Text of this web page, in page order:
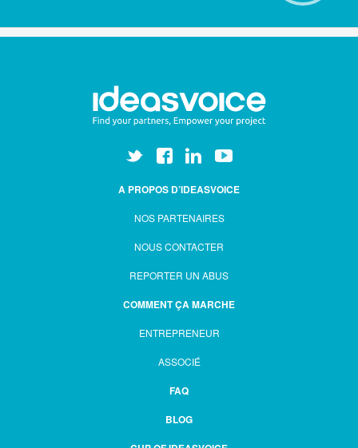
A PROPOS D’IDEASVOICE
NOS PARTENAIRES
NOUS CONTACTER
REPORTER UN ABUS
COMMENT ÇA MARCHE
ENTREPRENEUR
ASSOCIÉ
FAQ
BLOG